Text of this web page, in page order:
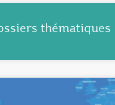
thématiques